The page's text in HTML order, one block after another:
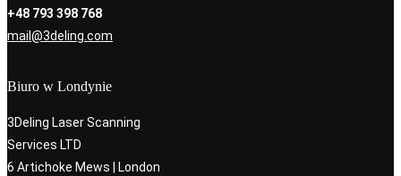
+48 793 398 768
mail@3deling.com
Biuro w Londynie
3Deling Laser Scanning
Services LTD
6 Artichoke Mews | London